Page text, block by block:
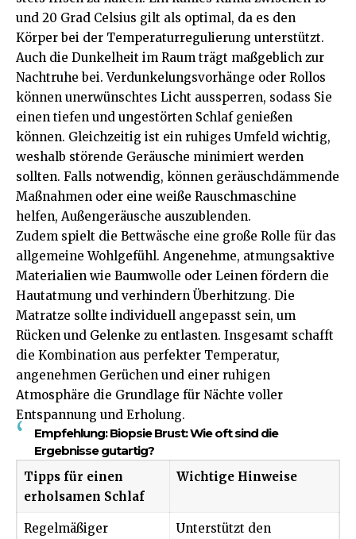
und 20 Grad Celsius gilt als optimal, da es den
Körper bei der Temperaturregulierung unterstützt.
Auch die Dunkelheit im Raum trägt maßgeblich zur
Nachtruhe bei. Verdunkelungsvorhänge oder Rollos
können unerwünschtes Licht aussperren, sodass Sie
einen tiefen und ungestörten Schlaf genießen
können. Gleichzeitig ist ein ruhiges Umfeld wichtig,
weshalb störende Geräusche minimiert werden
sollten. Falls notwendig, können geräuschdämmende
Maßnahmen oder eine weiße Rauschmaschine
helfen, Außengeräusche auszublenden.
Zudem spielt die Bettwäsche eine große Rolle für das
allgemeine Wohlgefühl. Angenehme, atmungsaktive
Materialien wie Baumwolle oder Leinen fördern die
Hautatmung und verhindern Überhitzung. Die
Matratze sollte individuell angepasst sein, um
Rücken und Gelenke zu entlasten. Insgesamt schafft
die Kombination aus perfekter Temperatur,
angenehmen Gerüchen und einer ruhigen
Atmosphäre die Grundlage für Nächte voller
Entspannung und Erholung.
Empfehlung:Biopsie Brust: Wie oft sind die
Ergebnisse gutartig?
Tipps für einen
erholsamen Schlaf
Wichtige Hinweise
Regelmäßiger
Unterstützt den